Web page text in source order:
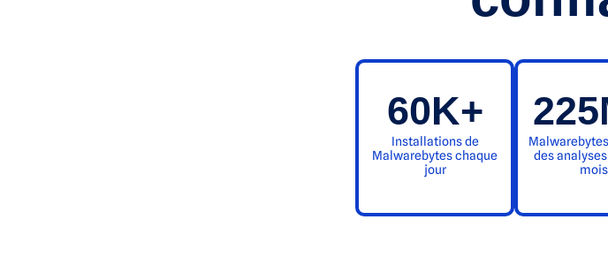
60K+
Installations de
Malwarebytes chaque
jour
des
mois